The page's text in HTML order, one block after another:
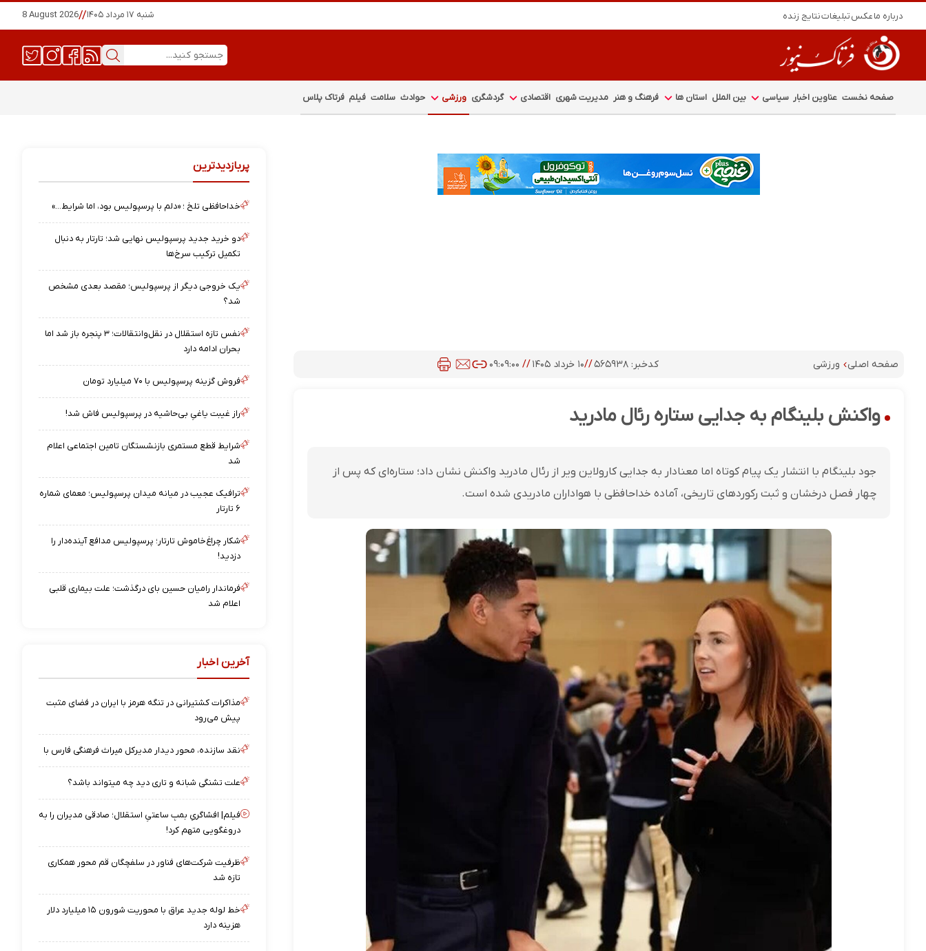
درباره ماعکستبلیغاتنتایج زنده شنبه ۱۷ مرداد ۱۴۰۵ //
8 August 2026
صفحه نخست عناوین اخبار سیاسی بین الملل استان ها فرهنگ و هنر مدیریت شهری اقتصادی گردشگری ورزشی حوادث سلامت فیلم فرتاک پلاس
صفحه اصلی ورزشی کدخبر: ۵۶۵۹۳۸ //۱۰ خرداد ۱۴۰۵ // ۰۹:۰۹:۰۰
واکنش بلینگام به جدایی ستاره رئال مادرید
جود بلینگام با انتشار یک پیام کوتاه اما معنادار به جدایی کارولاین ویر از رئال مادرید واکنش نشان داد؛ ستاره‌ای که پس از
چهار فصل درخشان و ثبت رکوردهای تاریخی، آماده خداحافظی با هواداران مادریدی شده است.
پربازدیدترین
خداحافظی تلخ ؛ «دلم با پرسپولیس بود، اما شرایط…»
دو خرید جدید پرسپولیس نهایی شد؛ تارتار به دنبال
تکمیل ترکیب سرخ‌ها
یک خروجی دیگر از پرسپولیس؛ مقصد بعدی مشخص
شد؟
نفس تازه استقلال در نقل‌وانتقالات؛ ۳ پنجره باز شد اما
بحران ادامه دارد
فروش گزینه پرسپولیس با ۷۰ میلیارد تومان
راز غیبت یاغیِ بی‌حاشیه در پرسپولیس فاش شد!
شرایط قطع مستمری بازنشستگان تامین اجتماعی اعلام
شد
ترافیک عجیب در میانه میدان پرسپولیس؛ معمای شماره
۶ تارتار
شکار چراغ‌خاموش تارتار؛ پرسپولیس مدافع آینده‌دار را
دزدید!
فرماندار رامیان حسین بای درگذشت؛ علت بیماری قلبی
اعلام شد
آخرین اخبار
مذاکرات کشتیرانی در تنگه هرمز با ایران در فضای مثبت
پیش می‌رود
نقد سازنده، محور دیدار مدیرکل میراث فرهنگی فارس با
علت تشنگی شبانه و تاری دید چه میتواند باشد؟
فیلم| افشاگریِ بمبِ ساعتیِ استقلال؛ صادقی مدیران را به
دروغگویی متهم کرد!
ظرفیت شرکت‌های فناور در سلفچگان قم محور همکاری
تازه شد
خط لوله جدید عراق با محوریت شورون ۱۵ میلیارد دلار
هزینه دارد